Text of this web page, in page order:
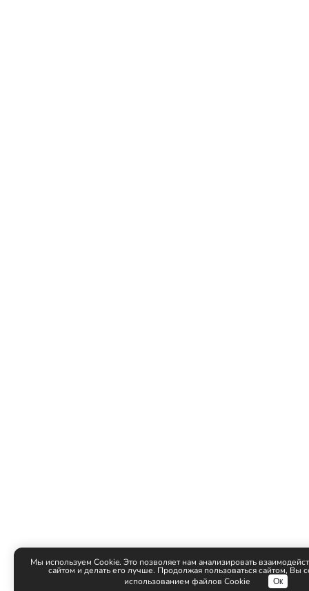
Мы используем Cookie. Это позволяет нам анализировать
сайтом и делать его лучше. Продолжая пользоваться сайтом, Вы
использованием файлов Cookie
Ок